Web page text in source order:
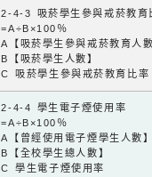
2-4-3 吸菸學生參與戒菸教育
=A÷B×100％
A【吸菸學生參與戒菸教育人
B【吸菸學生人數】
C 吸菸學生參與戒菸教育比率
2-4-4 學生電子煙使用率
=A÷B×100％
A【曾經使用電子煙學生人數
B【全校學生總人數】
C 學生電子煙使用率